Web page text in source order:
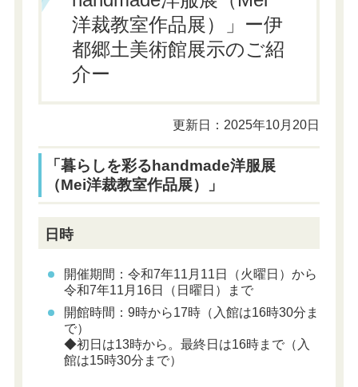
洋裁教室作品展）」ー伊
都郷土美術館展示のご紹
介ー
更新日：2025年10月20日
「暮らしを彩るhandmade洋服展
（Mei洋裁教室作品展）」
日時
開催期間： 令和7年11月11日（火曜日）から
令和7年11月16日（日曜日）まで
開館時間：9時から17時（入館は16時30分ま
で）
◆初日は13時から。最終日は16時まで（入
館は15時30分まで）